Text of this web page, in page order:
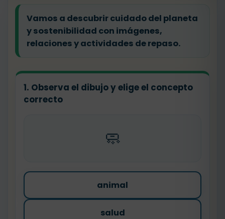
Vamos a descubrir cuidado del planeta
y sostenibilidad con imágenes,
relaciones y actividades de repaso.
1. Observa el dibujo y elige el concepto
correcto
🧼
animal
salud